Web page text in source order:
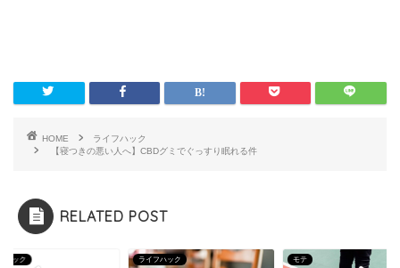
HOME
ライフハック
【寝つきの悪い人へ】CBDグミでぐっすり眠れる件
RELATED POST
ハック モテ ライフハック